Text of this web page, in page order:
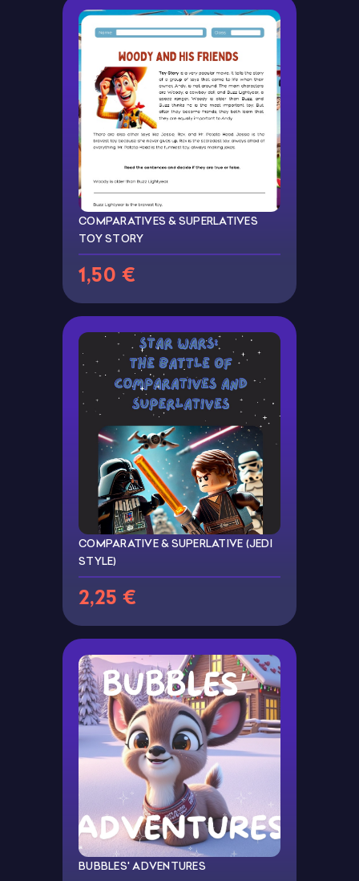
COMPARATIVES & SUPERLATIVES
TOY STORY
1,50 €
COMPARATIVE & SUPERLATIVE (JEDI
STYLE)
2,25 €
BUBBLES' ADVENTURES